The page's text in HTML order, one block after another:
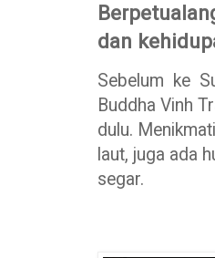
dan
Sebelum ke
Buddha Vinh
dulu.
laut, juga ada
segar.